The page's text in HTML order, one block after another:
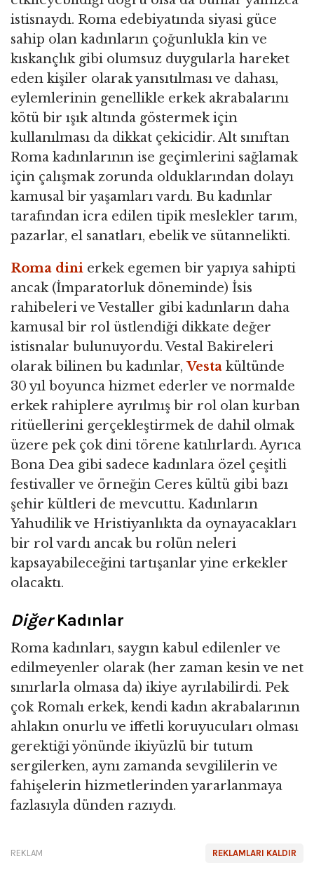
istisnaydı. Roma edebiyatında siyasi güce
sahip olan kadınların çoğunlukla kin ve
kıskançlık gibi olumsuz duygularla hareket
eden kişiler olarak yansıtılması ve dahası,
eylemlerinin genellikle erkek akrabalarını
kötü bir ışık altında göstermek için
kullanılması da dikkat çekicidir. Alt sınıftan
Roma kadınlarının ise geçimlerini sağlamak
için çalışmak zorunda olduklarından dolayı
kamusal bir yaşamları vardı. Bu kadınlar
tarafından icra edilen tipik meslekler tarım,
pazarlar, el sanatları, ebelik ve sütannelikti.
Roma dini erkek egemen bir yapıya sahipti
ancak (İmparatorluk döneminde) İsis
rahibeleri ve Vestaller gibi kadınların daha
kamusal bir rol üstlendiği dikkate değer
istisnalar bulunuyordu. Vestal Bakireleri
olarak bilinen bu kadınlar,Vesta kültünde
30 yıl boyunca hizmet ederler ve normalde
erkek rahiplere ayrılmış bir rol olan kurban
ritüellerini gerçekleştirmek de dahil olmak
üzere pek çok dini törene katılırlardı. Ayrıca
Bona Dea gibi sadece kadınlara özel çeşitli
festivaller ve örneğin Ceres kültü gibi bazı
şehir kültleri de mevcuttu. Kadınların
Yahudilik ve Hristiyanlıkta da oynayacakları
bir rol vardı ancak bu rolün neleri
kapsayabileceğini tartışanlar yine erkekler
olacaktı.
DiğerKadınlar
Roma kadınları, saygın kabul edilenler ve
edilmeyenler olarak (her zaman kesin ve net
sınırlarla olmasa da) ikiye ayrılabilirdi. Pek
çok Romalı erkek, kendi kadın akrabalarının
ahlakın onurlu ve iffetli koruyucuları olması
gerektiği yönünde ikiyüzlü bir tutum
sergilerken, aynı zamanda sevgililerin ve
fahişelerin hizmetlerinden yararlanmaya
fazlasıyla dünden razıydı.
REKLAMLARI KALDIR
REKLAM